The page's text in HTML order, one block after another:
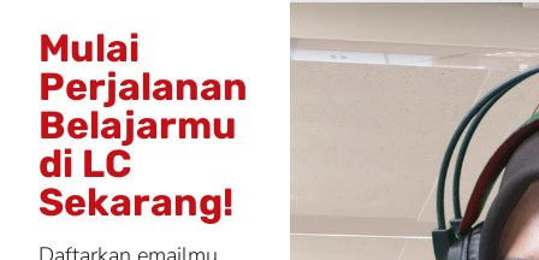
Mulai
Perjalanan
Belajarmu
di LC
Sekarang!